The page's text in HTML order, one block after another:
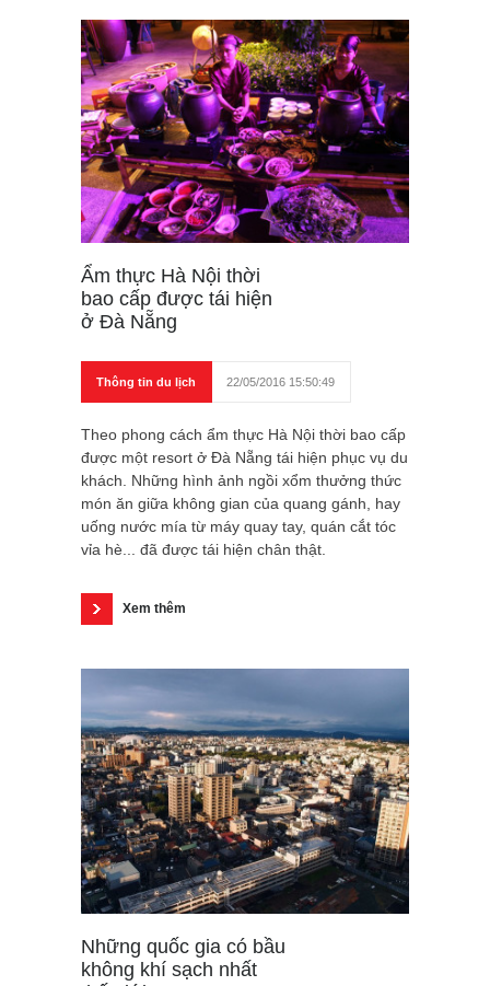
Ẩm thực Hà Nội thời
bao cấp được tái hiện
ở Đà Nẵng
Thông tin du lịch 22/05/2016 15:50:49
Theo phong cách ẩm thực Hà Nội thời bao cấp
được một resort ở Đà Nẵng tái hiện phục vụ du
khách. Những hình ảnh ngồi xổm thưởng thức
món ăn giữa không gian của quang gánh, hay
uống nước mía từ máy quay tay, quán cắt tóc
vỉa hè... đã được tái hiện chân thật.
Xem thêm
Những quốc gia có bầu
không khí sạch nhất